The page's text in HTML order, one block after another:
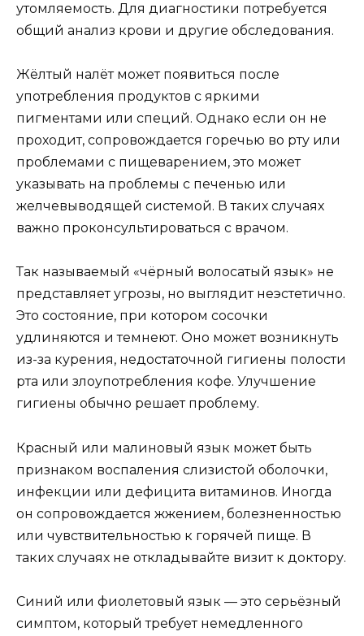
утомляемость. Для диагностики потребуется
общий анализ крови и другие обследования.
Жёлтый налёт может появиться после
употребления продуктов с яркими
пигментами или специй. Однако если он не
проходит, сопровождается горечью во рту или
проблемами с пищеварением, это может
указывать на проблемы с печенью или
желчевыводящей системой. В таких случаях
важно проконсультироваться с врачом.
Так называемый «чёрный волосатый язык» не
представляет угрозы, но выглядит неэстетично.
Это состояние, при котором сосочки
удлиняются и темнеют. Оно может возникнуть
из-за курения, недостаточной гигиены полости
рта или злоупотребления кофе. Улучшение
гигиены обычно решает проблему.
Красный или малиновый язык может быть
признаком воспаления слизистой оболочки,
инфекции или дефицита витаминов. Иногда
он сопровождается жжением, болезненностью
или чувствительностью к горячей пище. В
таких случаях не откладывайте визит к доктору.
Синий или фиолетовый язык — это серьёзный
симптом, который требует немедленного